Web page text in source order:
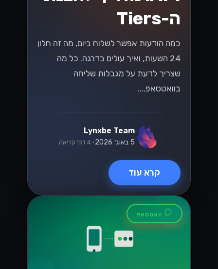
WhatsApp
Business לצמיחה
של עסקים קטנים
ובינוניים בישראל
התחרותי של ישראל! גלה כיצד ה-
התקשורת ולהניע צמיחה כמו שמעולם לא